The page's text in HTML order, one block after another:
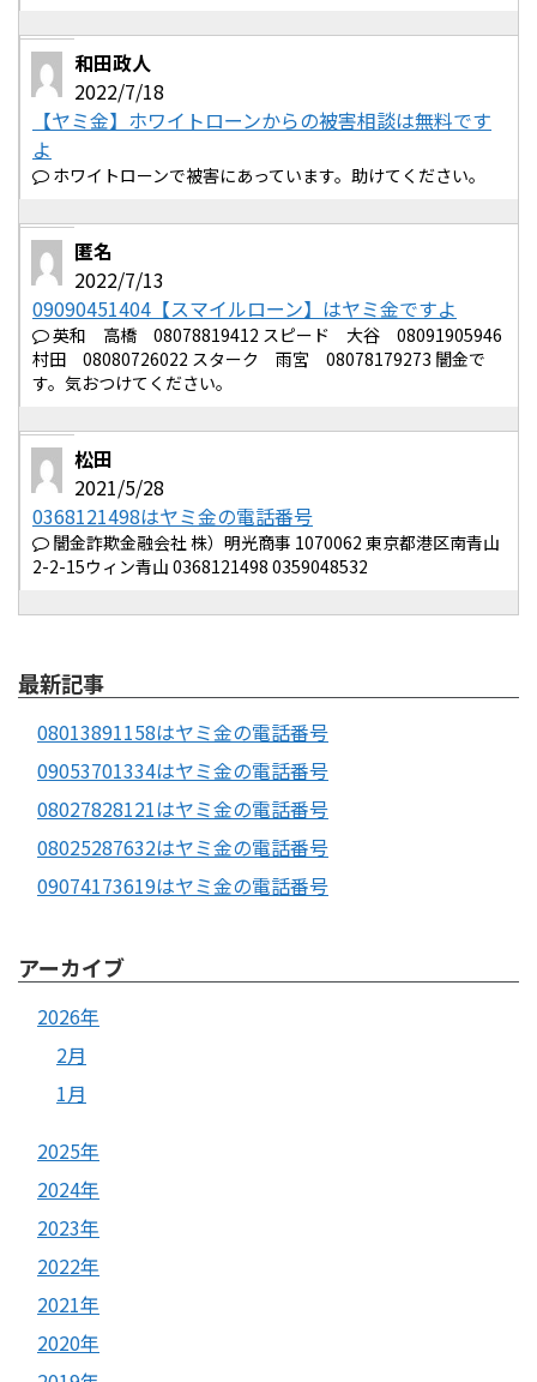
和田政人
2022/7/18
【ヤミ金】ホワイトローンからの被害相談は無料です
よ
ホワイトローンで被害にあっています。助けてください。
匿名
2022/7/13
09090451404【スマイルローン】はヤミ金ですよ
英和 高橋 08078819412 スピード 大谷 08091905946
村田 08080726022 スターク 雨宮 08078179273 闇金で
す。気おつけてください。
松田
2021/5/28
0368121498はヤミ金の電話番号
闇金詐欺金融会社 株）明光商事 1070062 東京都港区南青山
2-2-15ウィン青山 0368121498 0359048532
最新記事
08013891158はヤミ金の電話番号
09053701334はヤミ金の電話番号
08027828121はヤミ金の電話番号
08025287632はヤミ金の電話番号
09074173619はヤミ金の電話番号
アーカイブ
2026年
2月
1月
2025年
2024年
2023年
2022年
2021年
2020年